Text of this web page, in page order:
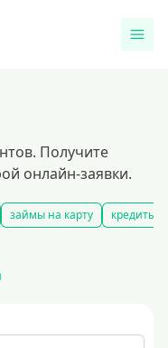
Получите
онлайн-заявки.
займы на карту кредиты